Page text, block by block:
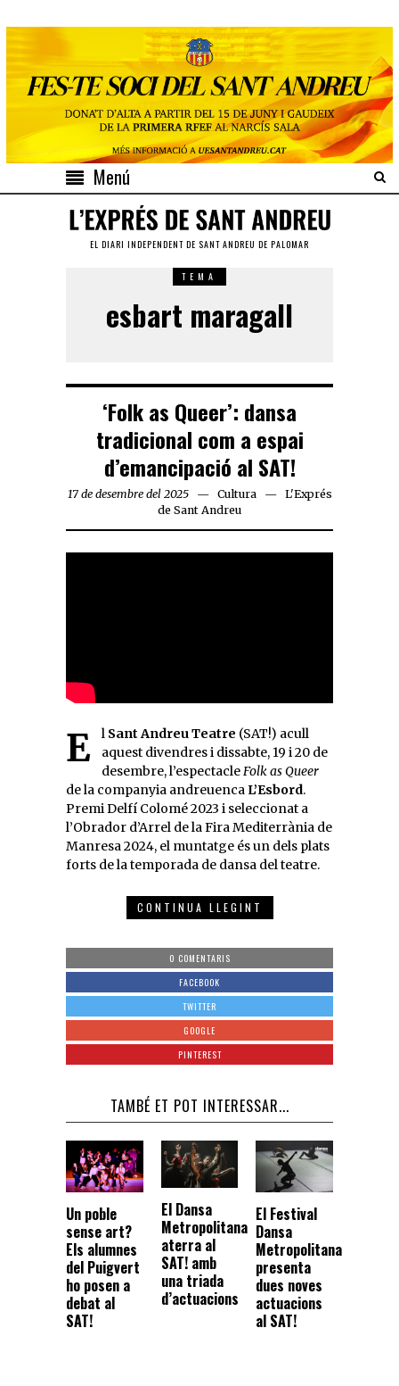
Menú
EL DIARI INDEPENDENT DE SANT ANDREU DE PALOMAR
TEMA
esbart maragall
‘Folk as Queer’: dansa
tradicional com a espai
d’emancipació al SAT!
17 de desembre del 2025 Cultura
L'Exprés
de Sant Andreu
El Sant Andreu Teatre (SAT!) acull
aquest divendres i dissabte, 19 i 20 de
desembre, l’espectacleFolk as Queer
de la companyia andreuenca L’Esbord.
Premi Delfí Colomé 2023 i seleccionat a
l’Obrador d’Arrel de la Fira Mediterrània de
Manresa 2024, el muntatge és un dels plats
forts de la temporada de dansa del teatre.
CONTINUA LLEGINT
0 COMENTARIS
FACEBOOK
TWITTER
GOOGLE
PINTEREST
TAMBÉ ET POT INTERESSAR...
Un poble
sense art?
Els alumnes
del Puigvert
ho posen a
debat al
SAT!
El Dansa
Metropolitana
aterra al
SAT! amb
una triada
d’actuacions
El Festival
Dansa
Metropolitana
presenta
dues noves
actuacions
al SAT!